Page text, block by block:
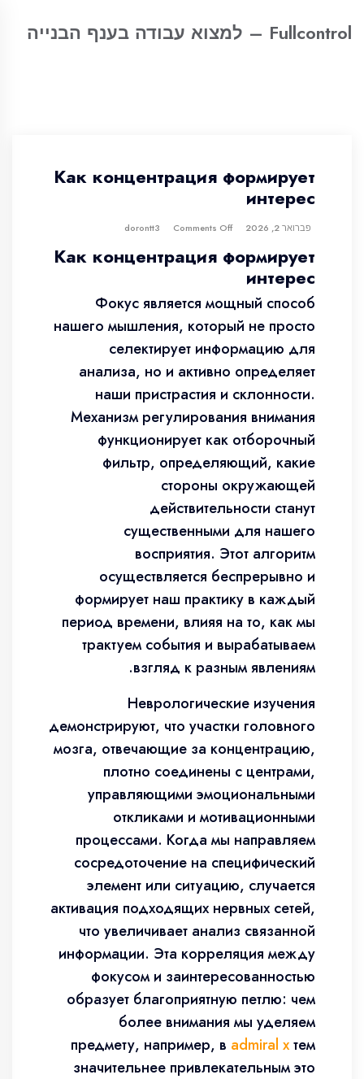
Fullcontrol – למצוא עבודה בענף הבנייה
Как концентрация формирует
интерес
פברואר 2, 2026 dorontt3
Comments Off
Как концентрация формирует
интерес
Фокус является мощный способ
нашего мышления, который не просто
селектирует информацию для
анализа, но и активно определяет
наши пристрастия и склонности.
Механизм регулирования внимания
функционирует как отборочный
фильтр, определяющий, какие
стороны окружающей
действительности станут
существенными для нашего
восприятия. Этот алгоритм
осуществляется беспрерывно и
формирует наш практику в каждый
период времени, влияя на то, как мы
трактуем события и вырабатываем
взгляд к разным явлениям.
Неврологические изучения
демонстрируют, что участки головного
мозга, отвечающие за концентрацию,
плотно соединены с центрами,
управляющими эмоциональными
откликами и мотивационными
процессами. Когда мы направляем
сосредоточение на специфический
элемент или ситуацию, случается
активация подходящих нервных сетей,
что увеличивает анализ связанной
информации. Эта корреляция между
фокусом и заинтересованностью
образует благоприятную петлю: чем
более внимания мы уделяем
предмету, например, в admiral xтем
значительнее привлекательным это